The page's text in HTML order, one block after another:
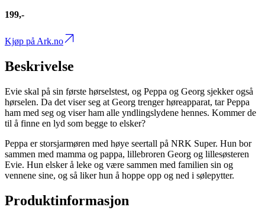
199,-
Kjøp på Ark.no
Beskrivelse
Evie skal på sin første hørselstest, og Peppa og Georg sjekker også
hørselen. Da det viser seg at Georg trenger høreapparat, tar Peppa
ham med seg og viser ham alle yndlingslydene hennes. Kommer de
til å finne en lyd som begge to elsker?
Peppa er storsjarmøren med høye seertall på NRK Super. Hun bor
sammen med mamma og pappa, lillebroren Georg og lillesøsteren
Evie. Hun elsker å leke og være sammen med familien sin og
vennene sine, og så liker hun å hoppe opp og ned i sølepytter.
Produktinformasjon